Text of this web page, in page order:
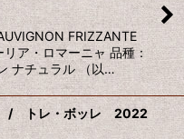
FRIZZANTE
ア・ロマーニャ 品種：
ナチュラル （以…
/ トレ・ボッレ 2022